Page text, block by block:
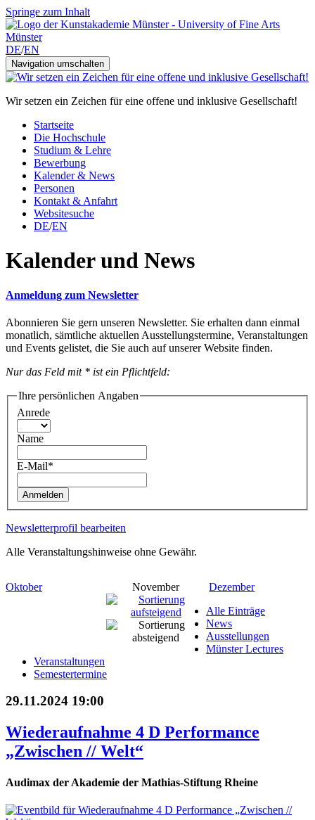
Springe zum Inhalt
DE/EN
Navigation umschalten
Wir setzen ein Zeichen für eine offene und inklusive Gesellschaft!
Startseite
Die Hochschule
Studium & Lehre
Bewerbung
Kalender & News
Personen
Kontakt & Anfahrt
Websitesuche
DE/EN
Kalender und News
Anmeldung zum Newsletter
Abonnieren Sie gern unseren Newsletter. Sie erhalten dann einmal
monatlich, sämtliche aktuellen Ausstellungstermine, Veranstaltungen
und Events gelistet, die Sie auch auf unserer Website finden.
Nur das Feld mit * ist ein Pflichtfeld:
Ihre persönlichen Angaben
Anrede
Name
E-Mail*
Anmelden
Newsletterprofil bearbeiten
Alle Veranstaltungshinweise ohne Gewähr.
Oktober November
Dezember
Alle Einträge
News
Ausstellungen
Münster Lectures
Veranstaltungen
Semestertermine
29.11.2024 19:00
Wiederaufnahme 4 D Performance
„Zwischen // Welt“
Audimax der Akademie der Mathias-Stiftung Rheine